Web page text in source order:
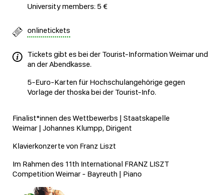
Finalist*innen des Wettbewerbs | Staatskapelle
Weimar | Johannes Klumpp, Dirigent
Klavierkonzerte von Franz Liszt
Im Rahmen des 11th International FRANZ LISZT
Competition Weimar - Bayreuth | Piano
University members: 5 €
onlinetickets
Tickets gibt es bei der Tourist-Information Weimar und
an der Abendkasse.
5-Euro-Karten für Hochschulangehörige gegen
Vorlage der thoska bei der Tourist-Info.